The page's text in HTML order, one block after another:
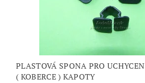
PLASTOVÁ SPONA PRO
( KOBERCE ) KAPOTY